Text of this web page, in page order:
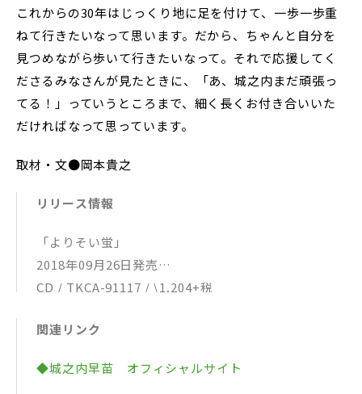
これからの30年はじっくり地に足を付けて、一歩一歩重
ねて行きたいなって思います。だから、ちゃんと自分を
見つめながら歩いて行きたいなって。それで応援してく
ださるみなさんが見たときに、「あ、城之内まだ頑張っ
てる！」っていうところまで、細く長くお付き合いいた
だければなって思っています。
取材・文●岡本貴之
リリース情報
「よりそい蛍」
2018年09月26日発売
CD / TKCA-91117 / \1,204+税
01. よりそい蛍
03. よりそい蛍 （オリジナル・カラオケ）
関連リンク
◆城之内早苗 オフィシャルサイト